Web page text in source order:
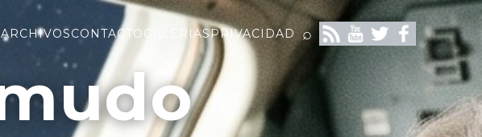
ARCHIVOSCONTACTOGALERIASPRIVACIDAD ⌕